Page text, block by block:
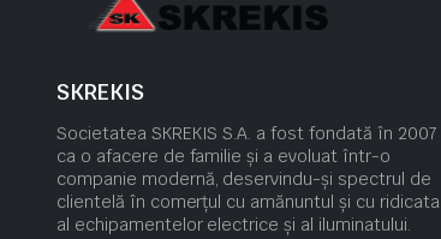
SKREKIS
Societatea SKREKIS S.A. a fost fondată în 2007
ca o afacere de familie și a evoluat într-o
companie modernă, deservindu-și spectrul de
clientelă în comerțul cu amănuntul și cu ridicata
al echipamentelor electrice și al iluminatului.